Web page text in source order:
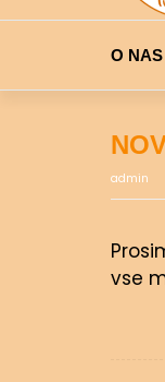
O NAS
admin
vse